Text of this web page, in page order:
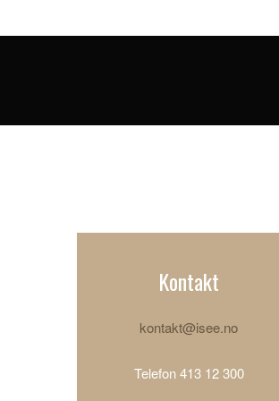
Kontakt
kontakt@isee.no
Telefon 413 12 300